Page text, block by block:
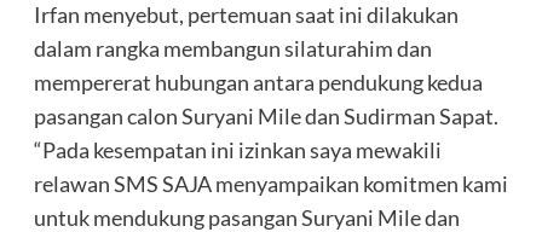
Irfan menyebut, pertemuan saat ini dilakukan
dalam rangka membangun silaturahim dan
mempererat hubungan antara pendukung kedua
pasangan calon Suryani Mile dan Sudirman Sapat.
“Pada kesempatan ini izinkan saya mewakili
relawan SMS SAJA menyampaikan komitmen kami
untuk mendukung pasangan Suryani Mile dan